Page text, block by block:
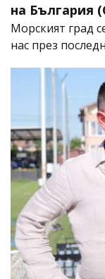
на
Морският град
нас през